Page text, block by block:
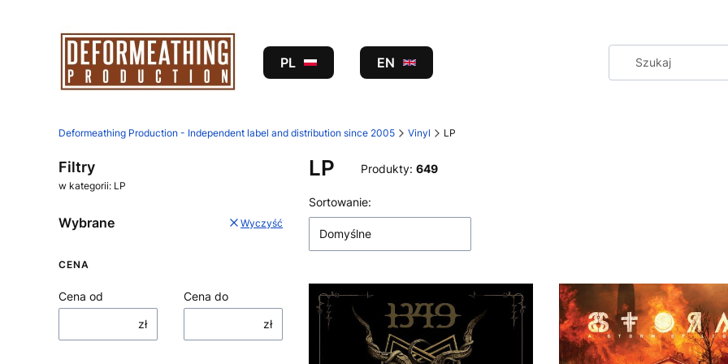
PL EN
Deformeathing Production - Independent label and distribution since 2005 Vinyl LP
Filtry
w kategorii: LP
Wybrane Wyczyść
CENA
Cena od
zł
Cena do
zł
LP Produkty: 649
Lista produktów
Sortowanie:
Domyślne